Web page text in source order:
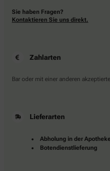
Sie haben Fragen?
Kontaktieren Sie uns direkt.
Zahlarten
Bar oder mit einer anderen
Lieferarten
Abholung in der Apotheke
Botendienstlieferung